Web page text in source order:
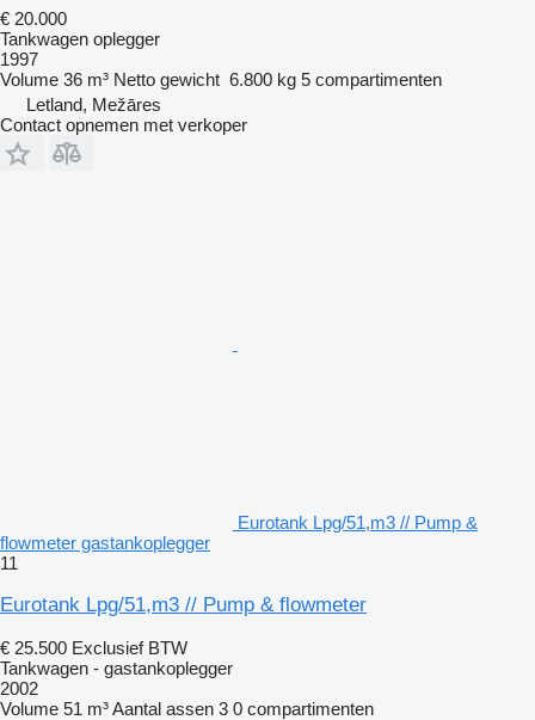
€ 20.000
Tankwagen oplegger
1997
Volume 36 m³ Netto gewicht 6.800 kg 5 compartimenten
Letland, Mežāres
Contact opnemen met verkoper
Eurotank Lpg/51,m3 // Pump &
flowmeter gastankoplegger
11
Eurotank Lpg/51,m3 // Pump & flowmeter
€ 25.500 Exclusief BTW
Tankwagen - gastankoplegger
2002
Volume 51 m³Aantal assen 3 0 compartimenten